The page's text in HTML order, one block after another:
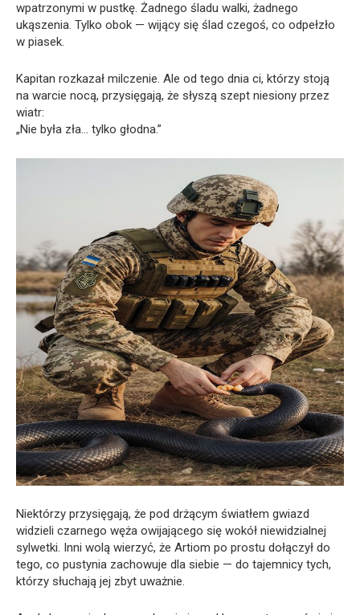
wpatrzonymi w pustkę. Żadnego śladu walki, żadnego
ukąszenia. Tylko obok — wijący się ślad czegoś, co odpełzło
w piasek.
Kapitan rozkazał milczenie. Ale od tego dnia ci, którzy stoją
na warcie nocą, przysięgają, że słyszą szept niesiony przez
wiatr:
„Nie była zła… tylko głodna.”
Niektórzy przysięgają, że pod drżącym światłem gwiazd
widzieli czarnego węża owijającego się wokół niewidzialnej
sylwetki. Inni wolą wierzyć, że Artiom po prostu dołączył do
tego, co pustynia zachowuje dla siebie — do tajemnicy tych,
którzy słuchają jej zbyt uważnie.